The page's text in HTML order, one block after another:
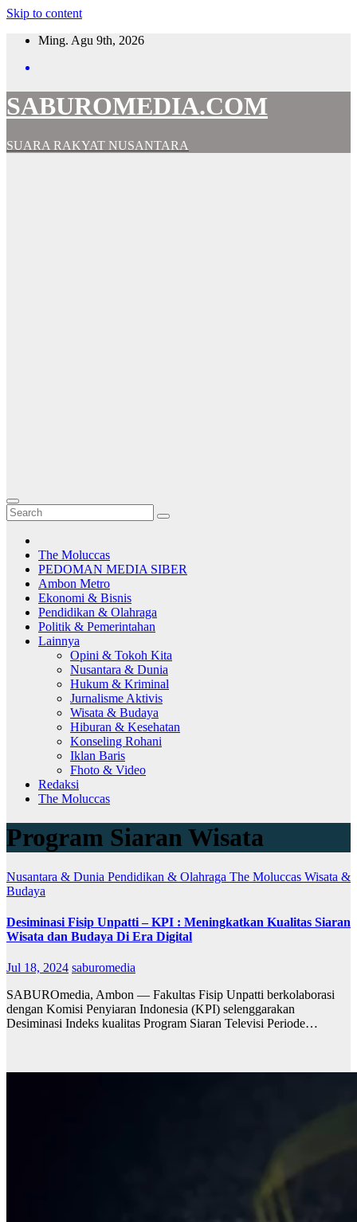
Skip to content
Ming. Agu 9th, 2026
SABUROMEDIA.COM
SUARA RAKYAT NUSANTARA
The Moluccas
PEDOMAN MEDIA SIBER
Ambon Metro
Ekonomi & Bisnis
Pendidikan & Olahraga
Politik & Pemerintahan
Lainnya
Opini & Tokoh Kita
Nusantara & Dunia
Hukum & Kriminal
Jurnalisme Aktivis
Wisata & Budaya
Hiburan & Kesehatan
Konseling Rohani
Iklan Baris
Fhoto & Video
Redaksi
The Moluccas
Program Siaran Wisata
Nusantara & Dunia Pendidikan & Olahraga The Moluccas Wisata &
Budaya
Desiminasi Fisip Unpatti – KPI : Meningkatkan Kualitas Siaran
Wisata dan Budaya Di Era Digital
Jul 18, 2024 saburomedia
SABUROmedia, Ambon — Fakultas Fisip Unpatti berkolaborasi
dengan Komisi Penyiaran Indonesia (KPI) selenggarakan
Desiminasi Indeks kualitas Program Siaran Televisi Periode…